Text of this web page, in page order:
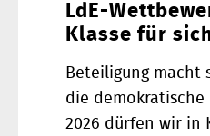
LdE-
Klasse für
Beteiligung macht
die demokratische
2026 dürfen wir in